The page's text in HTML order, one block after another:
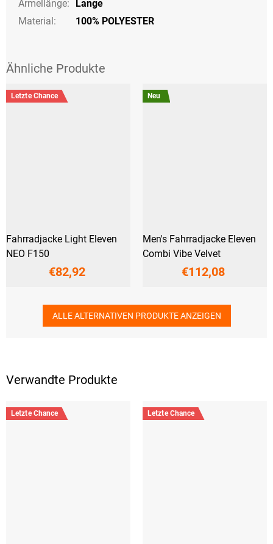
Verwandte Produkte
Letzte Chance Letzte Chance
Ärmellänge:
Lange
Material:
100% POLYESTER
Letzte Chance
Fahrradjacke Light Eleven
NEO F150
€82,92
Neu
Men's Fahrradjacke Eleven
Combi Vibe Velvet
€112,08
ALLE ALTERNATIVEN PRODUKTE ANZEIGEN